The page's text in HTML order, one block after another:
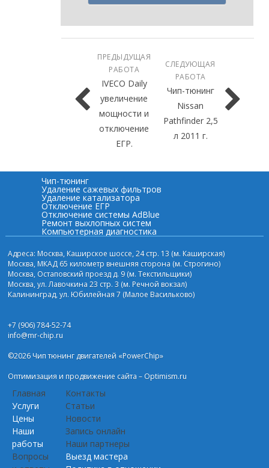
ПРЕДЫДУЩАЯ
РАБОТА
IVECO Daily
увеличение
мощности и
отключение
ЕГР.
СЛЕДУЮЩАЯ
РАБОТА
Чип-тюнинг
Nissan
Pathfinder 2,5
л 2011 г.
Чип-тюнинг
Удаление сажевых фильтров
Удаление катализатора
Отключение ЕГР
Отключение системы AdBlue
Ремонт выхлопных систем
Компьютерная диагностика
Адреса: Москва, Каширское шоссе, 24 стр. 13 (м. Каширская)
Москва, МКАД 65 километр внешняя сторона (м. Строгино)
Москва, Остаповский проезд д. 9 (м. Текстильщики)
Москва, ул. Лавочкина 23 стр. 3 (м. Речной вокзал)
Калининград, ул. Юбилейная 7 (Малое Васильково)
+7 (906) 784-52-74
info@mr-chip.ru
©2026 Чип тюнинг двигателей «PowerChip»
Оптимизация и продвижение сайта – Optimism.ru
Главная
Услуги
Цены
Наши
работы
Вопросы
Контакты
Статьи
Новости
Запись онлайн
Наши партнеры
Выезд мастера